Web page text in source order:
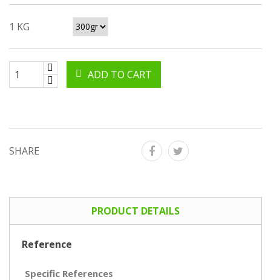
1 KG
ADD TO CART
SHARE
PRODUCT DETAILS
Reference
Specific References